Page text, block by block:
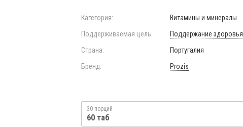
Категория:
Витамины и минералы
Поддерживаемая цель:
Поддержание здоровья
Страна:
Португалия
Бренд:
Prozis
30 порций
60 таб